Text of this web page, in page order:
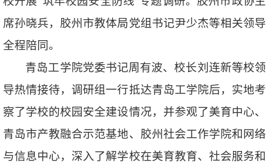
席孙晓兵，胶州市教体局党组书记尹少杰等相关领导
全程陪同。
青岛工学院党委书记周有波、校长刘连新等校领
导热情接待，调研组一行抵达青岛工学院后，实地考
察了学校的校园安全建设情况，并参观了美育中心、
青岛市产教融合示范基地、胶州社会工作学院和网络
与信息中心，深入了解学校在美育教育、社会服务和